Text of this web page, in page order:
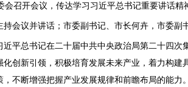
会召开会议，传达学习习近平总书记重要讲话精
持会议并讲话；市委副书记、市长何卉，市委
近平总书记在二十届中共中央政治局第二十四
化创新引领，积极培育发展未来产业，着力构
，不断增强把握产业发展规律和前瞻布局的能力